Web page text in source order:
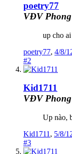
poetry77
VĐV
up cho ai
poetry77, 4/8/
#2
Kid1711
VĐV
Up nào,
Kid1711 , 5/8/
#3